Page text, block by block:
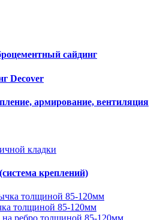
сайдинг
Decover
армирование, вентиляция
кладки
креплений)
толщиной 85-120мм
толщиной 85-120мм
ребро толщиной 85-120мм